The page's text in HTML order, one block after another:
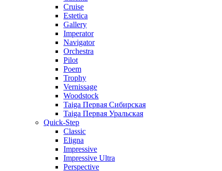
Cruise
Estetica
Gallery
Imperator
Navigator
Orchestra
Pilot
Poem
Trophy
Vernissage
Woodstock
Taiga Первая Сибирская
Taiga Первая Уральская
Quick-Step
Classic
Eligna
Impressive
Impressive Ultra
Perspective